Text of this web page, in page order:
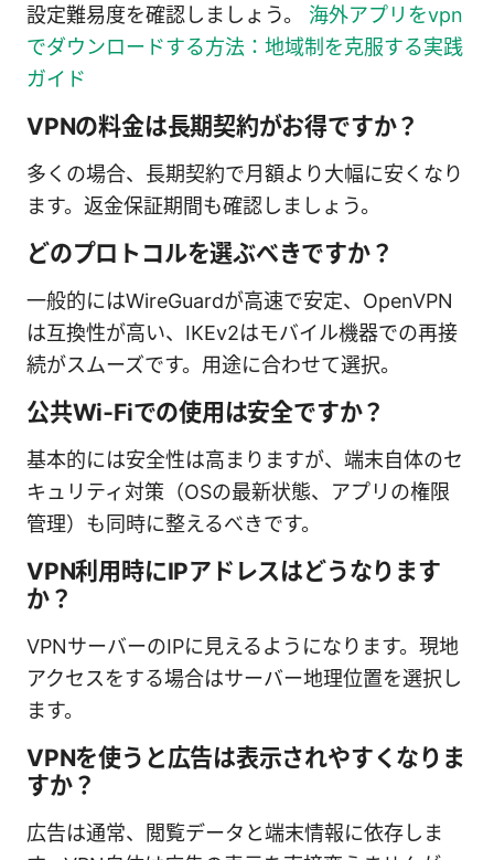
設定難易度を確認しましょう。 海外アプリをvpn
でダウンロードする方法：地域制を克服する実践
ガイド
VPNの料金は長期契約がお得ですか？
多くの場合、長期契約で月額より大幅に安くなり
ます。返金保証期間も確認しましょう。
どのプロトコルを選ぶべきですか？
一般的にはWireGuardが高速で安定、OpenVPN
は互換性が高い、IKEv2はモバイル機器での再接
続がスムーズです。用途に合わせて選択。
公共Wi‑Fiでの使用は安全ですか？
基本的には安全性は高まりますが、端末自体のセ
キュリティ対策（OSの最新状態、アプリの権限
管理）も同時に整えるべきです。
VPN利用時にIPアドレスはどうなります
か？
VPNサーバーのIPに見えるようになります。現地
アクセスをする場合はサーバー地理位置を選択し
ます。
VPNを使うと広告は表示されやすくなりま
すか？
広告は通常、閲覧データと端末情報に依存しま